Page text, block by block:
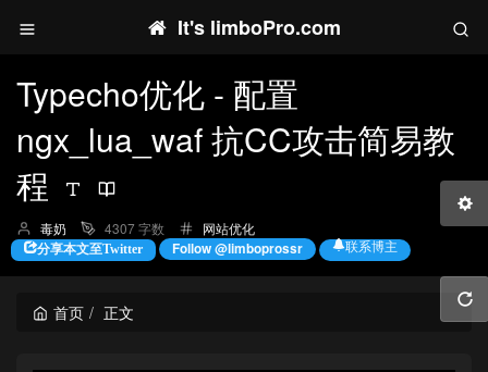
It's limboPro.com
Typecho优化 - 配置
ngx_lua_waf 抗CC攻击简易教
程
博
主：
毒奶 4307 字数
分
类：
网站优化
分享本文至Twitter Follow @limboprossr 联系博主
首页 正文